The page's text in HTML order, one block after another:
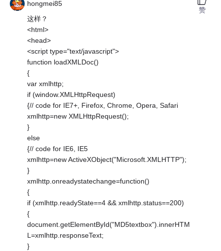
hongmei85
这样？
<html>
<head>
<script type="text/javascript">
function loadXMLDoc()
{
var xmlhttp;
if (window.XMLHttpRequest)
{// code for IE7+, Firefox, Chrome, Opera, Safari
xmlhttp=new XMLHttpRequest();
}
else
{// code for IE6, IE5
xmlhttp=new ActiveXObject("Microsoft.XMLHTTP");
}
xmlhttp.onreadystatechange=function()
{
if (xmlhttp.readyState==4 && xmlhttp.status==200)
{
document.getElementById("MD5textbox").innerHTM
L=xmlhttp.responseText;
}
赞